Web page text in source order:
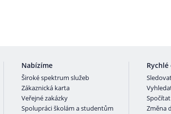
Nabízíme
Široké spektrum služeb
Zákaznická karta
Veřejné zakázky
Spolupráci školám a studentům
Změna